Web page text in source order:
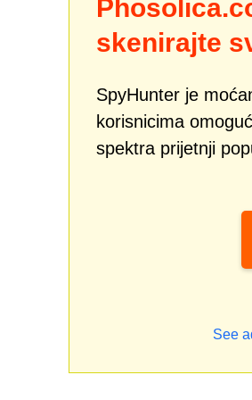
skenirajte
SpyHunter je
korisnicima
spektra prijetnji
See